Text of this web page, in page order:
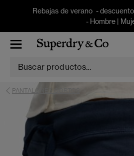
Rebajas de verano -
- Hombre|
PANTALONES CORTOS